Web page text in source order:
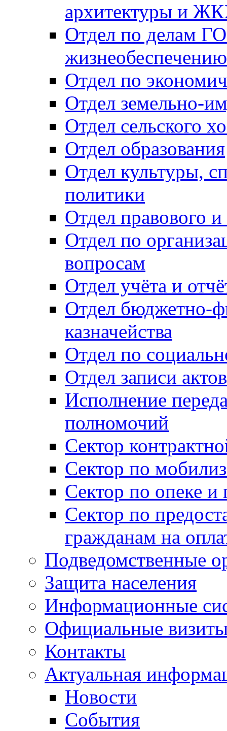
архитектуры и
Отдел по делам
Отдел по
Отдел земельно-
Отдел сельского
Отдел образования
Отдел культуры,
политики
Отдел правового
Отдел по
вопросам
Отдел учёта и
Отдел бюджетно-
казначейства
Отдел по
Отдел записи
Исполнение
полномочий
Сектор
Сектор по
Сектор по опеке и
Сектор по
гражданам на
Подведомственные
Защита населения
Информационные
Официальные
Контакты
Актуальная
Новости
События